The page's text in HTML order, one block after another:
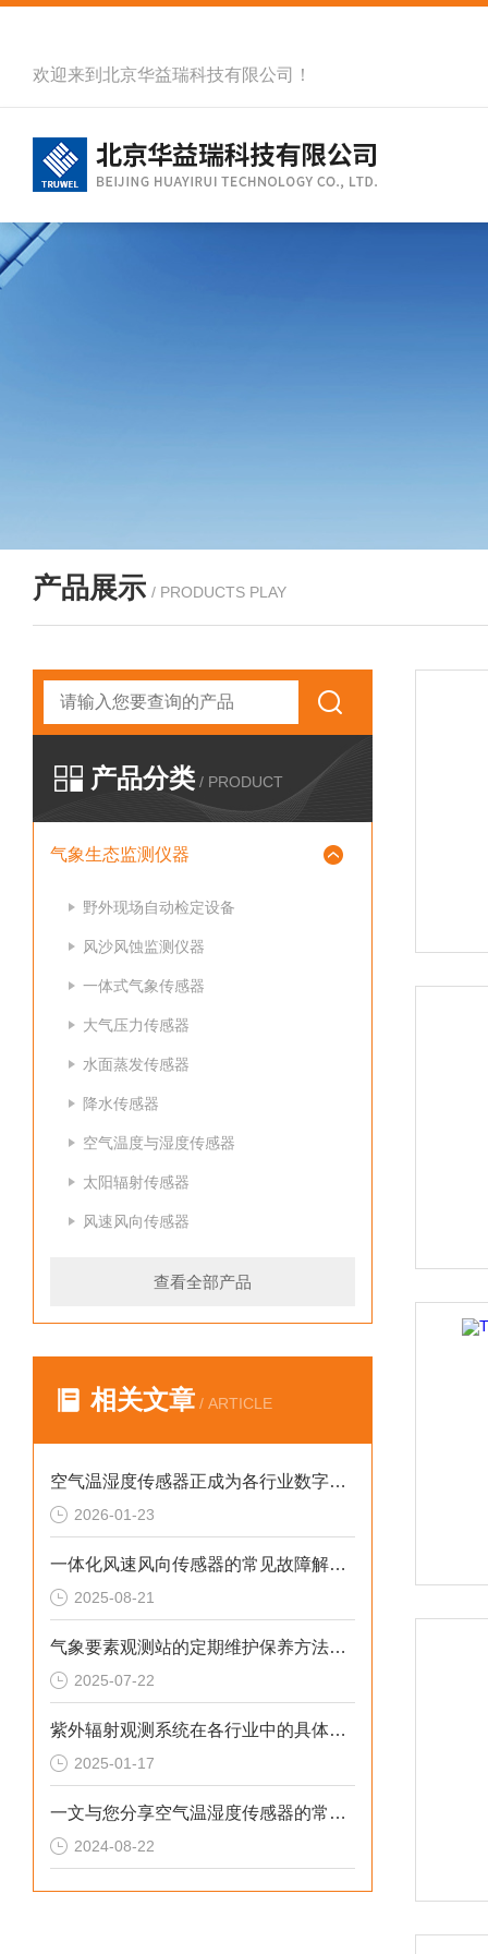
欢迎来到北京华益瑞科技有限公司！
产品展示 / PRODUCTS PLAY
产品分类 / PRODUCT
气象生态监测仪器
野外现场自动检定设备
风沙风蚀监测仪器
一体式气象传感器
大气压力传感器
水面蒸发传感器
降水传感器
空气温度与湿度传感器
太阳辐射传感器
风速风向传感器
查看全部产品
相关文章 / ARTICLE
空气温湿度传感器正成为各行业数字化转型重要的基础元件
2026-01-23
一体化风速风向传感器的常见故障解决方法介绍
2025-08-21
气象要素观测站的定期维护保养方法分享
2025-07-22
紫外辐射观测系统在各行业中的具体应用分享
2025-01-17
一文与您分享空气温湿度传感器的常见故障相应解决方法
2024-08-22